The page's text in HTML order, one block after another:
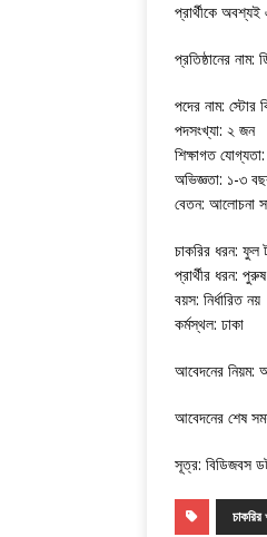
প্রার্থীকে
প্রতিষ্ঠানের
পদের নাম: স্টোর
পদসংখ্যা: ২ জন
শিক্ষাগত
অভিজ্ঞতা: ১-৩
বেতন: আলোচনা
চাকরির ধরন: ফুল
প্রার্থীর ধরন: পুরুষ
বয়স: নির্ধারিত নয়
কর্মস্থল: ঢাকা
আবেদনের নিয়ম:
আবেদনের শেষ
সূত্র: বিডিজবস